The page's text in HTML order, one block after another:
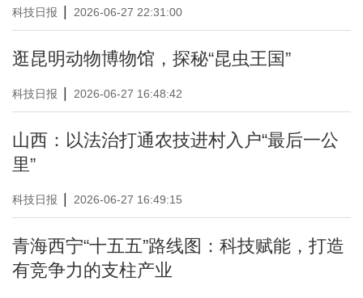
科技日报 2026-06-27 22:31:00
逛昆明动物博物馆，探秘“昆虫王国”
科技日报 2026-06-27 16:48:42
山西：以法治打通农技进村入户“最后一公
里”
科技日报 2026-06-27 16:49:15
青海西宁“十五五”路线图：科技赋能，打造
有竞争力的支柱产业